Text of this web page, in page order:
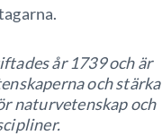
år 1739 och är
och stärka
naturvetenskap och